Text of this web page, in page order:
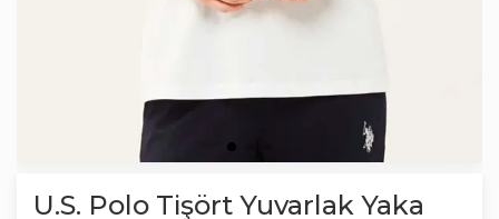
U.S. Polo Tişört Yuvarlak Yaka